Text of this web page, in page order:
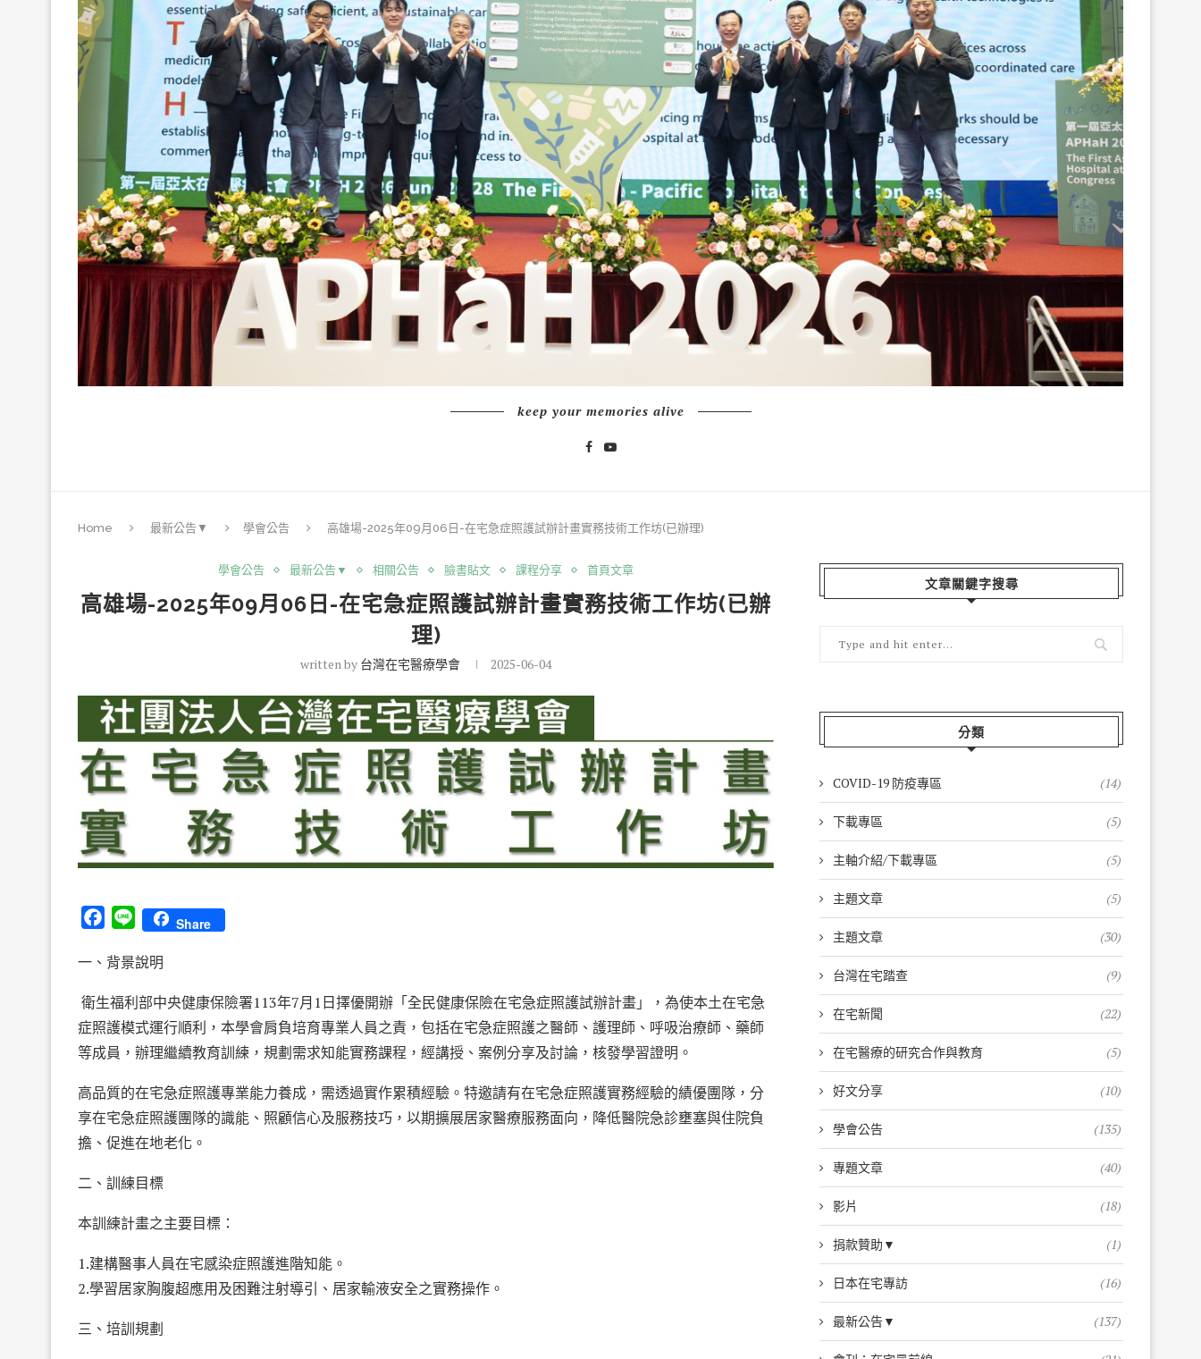
keep your memories alive
Home 最新公告▼ 學會公告 高雄場-2025年09月06日-在宅急症照護試辦計畫實務技術工作坊(已辦理)
學會公告 最新公告▼ 相關公告 臉書貼文 課程分享 首頁文章
高雄場-2025年09月06日-在宅急症照護試辦計畫實務技術工作坊(已辦
理)
written by 台灣在宅醫療學會 2025-06-04
Facebook
Line Share
一、背景說明
衛生福利部中央健康保險署113年7月1日擇優開辦「全民健康保險在宅急症照護試辦計畫」，為使本土在宅急
症照護模式運行順利，本學會肩負培育專業人員之責，包括在宅急症照護之醫師、護理師、呼吸治療師、藥師
等成員，辦理繼續教育訓練，規劃需求知能實務課程，經講授、案例分享及討論，核發學習證明。
高品質的在宅急症照護專業能力養成，需透過實作累積經驗。特邀請有在宅急症照護實務經驗的績優團隊，分
享在宅急症照護團隊的識能、照顧信心及服務技巧，以期擴展居家醫療服務面向，降低醫院急診壅塞與住院負
擔、促進在地老化。
二、訓練目標
本訓練計畫之主要目標：
1.建構醫事人員在宅感染症照護進階知能。
2.學習居家胸腹超應用及困難注射導引、居家輸液安全之實務操作。
三、培訓規劃
文章關鍵字搜尋
分類
COVID-19 防疫專區 (14)
下載專區 (5)
主軸介紹/下載專區 (5)
主題文章 (5)
主題文章 (30)
台灣在宅踏查 (9)
在宅新聞 (22)
在宅醫療的研究合作與教育 (5)
好文分享 (10)
學會公告 (135)
專題文章 (40)
影片 (18)
捐款贊助▼ (1)
日本在宅專訪 (16)
最新公告▼ (137)